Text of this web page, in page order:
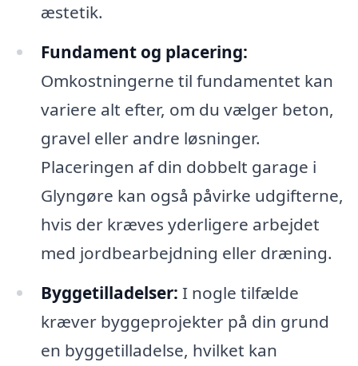
æstetik.
Fundament og placering:
Omkostningerne til fundamentet kan
variere alt efter, om du vælger beton,
gravel eller andre løsninger.
Placeringen af din dobbelt garage i
Glyngøre kan også påvirke udgifterne,
hvis der kræves yderligere arbejdet
med jordbearbejdning eller dræning.
Byggetilladelser: I nogle tilfælde
kræver byggeprojekter på din grund
en byggetilladelse, hvilket kan